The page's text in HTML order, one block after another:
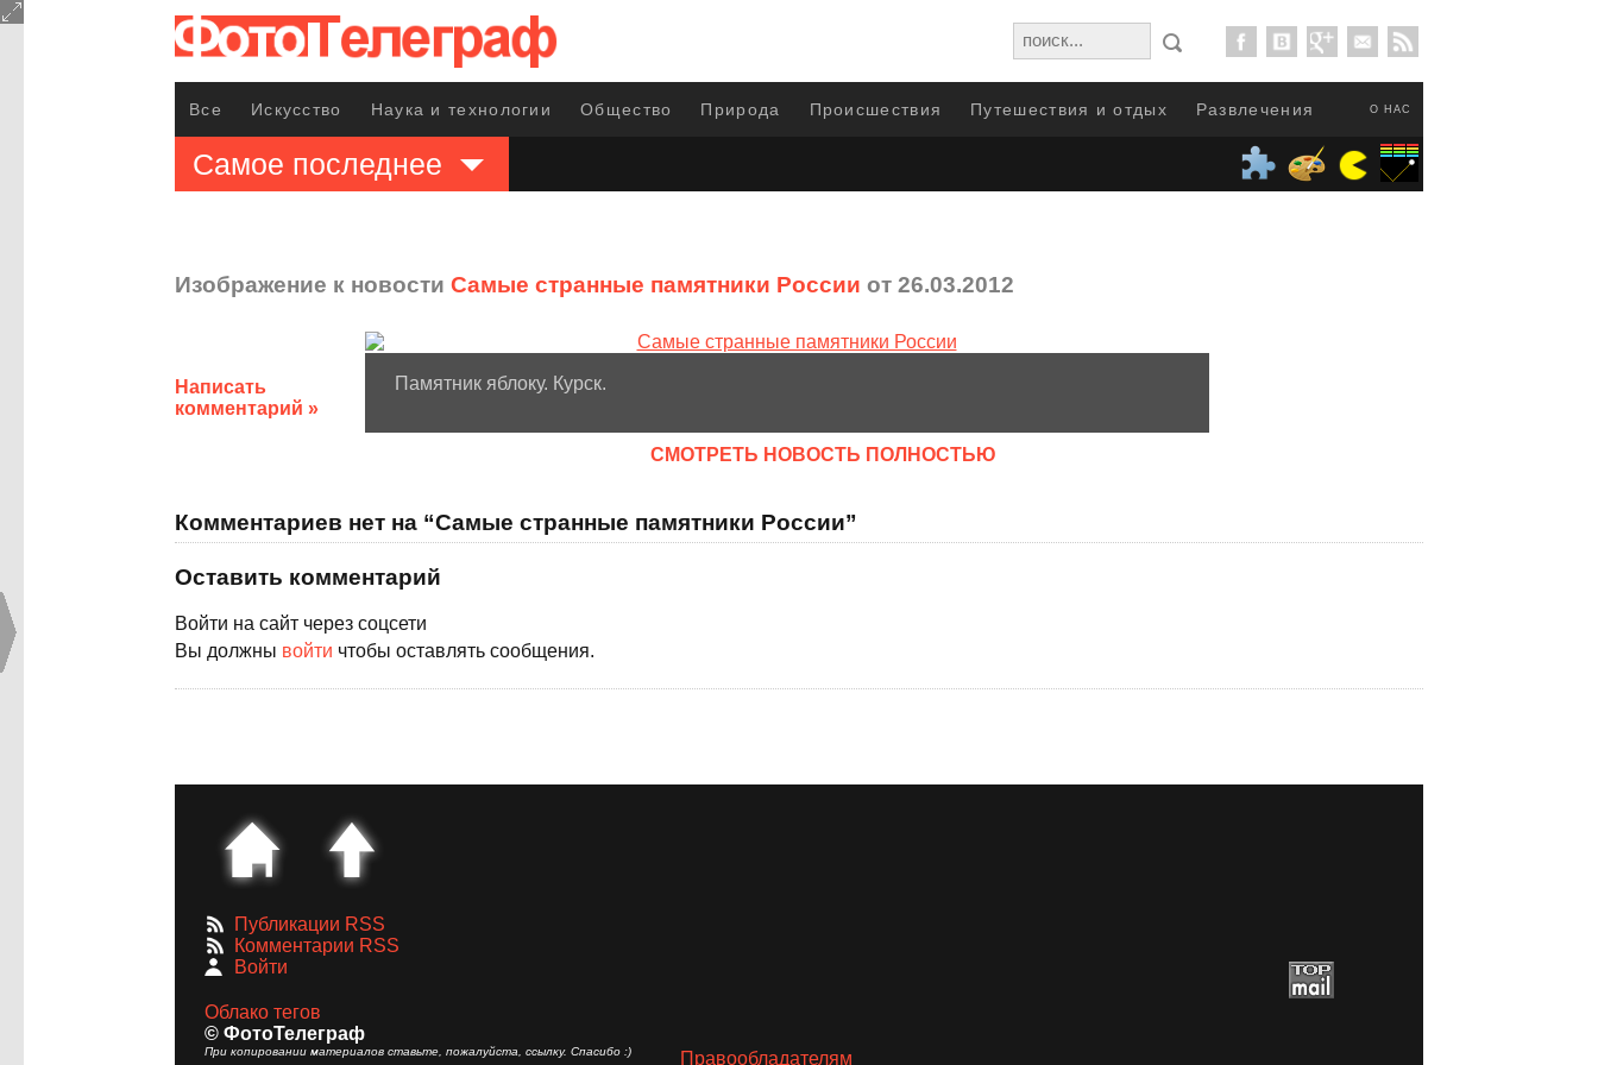
О НАС
Все Искусство Наука и технологии Общество Природа Происшествия Путешествия и отдых Развлечения
Самое последнее
Изображение к новости Самые странные памятники России от 26.03.2012
Написать
комментарий »
Памятник яблоку. Курск.
CМОТРЕТЬ НОВОСТЬ ПОЛНОСТЬЮ
Комментариев нет на “Самые странные памятники России”
Оставить комментарий
Войти на сайт через соцсети
Вы должны войти чтобы оставлять сообщения.
Публикации RSS
Комментарии RSS
Войти
Облако тегов
© ФотоТелеграф
При копировании материалов ставьте, пожалуйста, ссылку. Спасибо :) Правообладателям